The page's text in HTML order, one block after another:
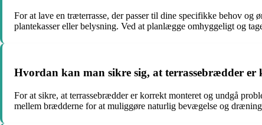
For at lave en træterrasse, der passer til dine specifikke behov og
plantekasser eller belysning. Ved at planlægge omhyggeligt og
Hvordan kan man sikre sig, at terrassebrædder
For at sikre, at terrassebrædder er korrekt monteret og undgå
mellem brædderne for at muliggøre naturlig bevægelse og